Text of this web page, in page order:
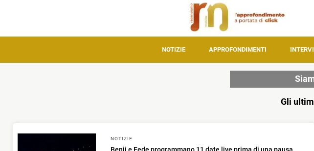
NOTIZIE APPROFONDIMENTI
Gli
NOTIZIE